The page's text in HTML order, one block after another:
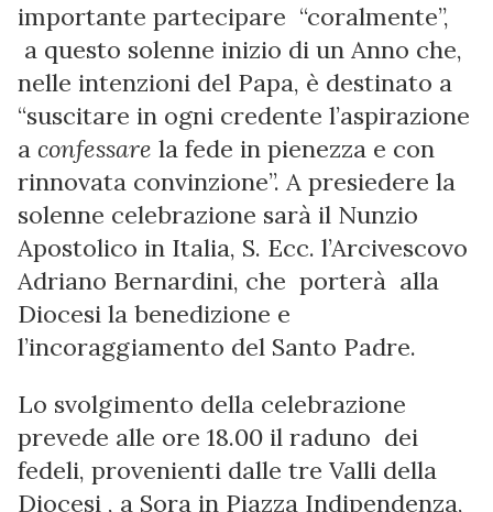
importante partecipare “coralmente”,
a questo solenne inizio di un Anno che,
nelle intenzioni del Papa, è destinato a
“suscitare in ogni credente l’aspirazione
a confessare la fede in pienezza e con
rinnovata convinzione”. A presiedere la
solenne celebrazione sarà il Nunzio
Apostolico in Italia, S. Ecc. l’Arcivescovo
Adriano Bernardini, che porterà alla
Diocesi la benedizione e
l’incoraggiamento del Santo Padre.
Lo svolgimento della celebrazione
prevede alle ore 18.00 il raduno dei
fedeli, provenienti dalle tre Valli della
Diocesi , a Sora in Piazza Indipendenza,